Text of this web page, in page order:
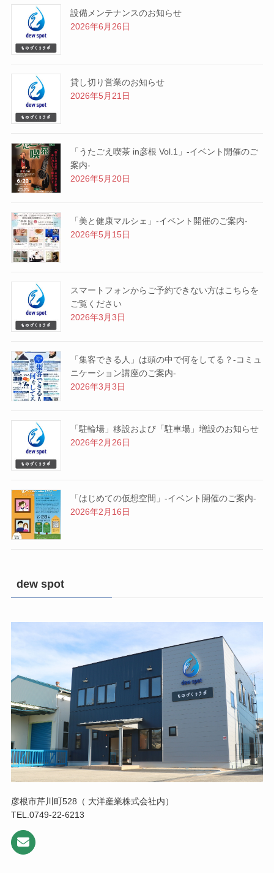
設備メンテナンスのお知らせ
2026年6月26日
貸し切り営業のお知らせ
2026年5月21日
「うたごえ喫茶 in彦根 Vol.1」-イベント開催のご
案内-
2026年5月20日
「美と健康マルシェ」-イベント開催のご案内-
2026年5月15日
スマートフォンからご予約できない方はこちらを
ご覧ください
2026年3月3日
「集客できる人」は頭の中で何をしてる？-コミュ
ニケーション講座のご案内-
2026年3月3日
「駐輪場」移設および「駐車場」増設のお知らせ
2026年2月26日
「はじめての仮想空間」-イベント開催のご案内-
2026年2月16日
dew spot
彦根市芹川町528（ 大洋産業株式会社内）
TEL.0749-22-6213